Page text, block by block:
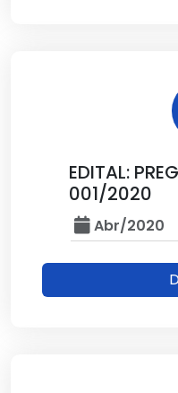
EDITAL:
001/2020
Abr/2020